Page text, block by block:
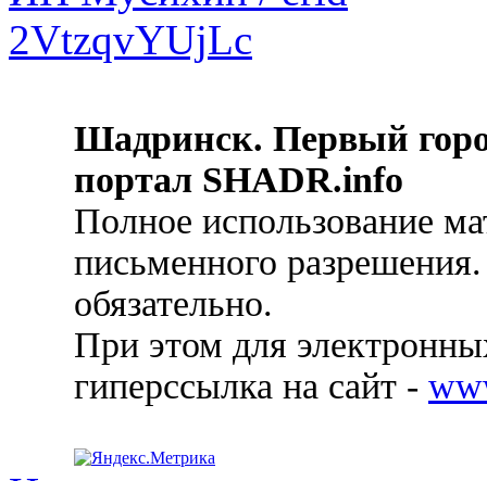
Шадринск. Первый
портал SHADR.info
Полное использование
письменного
обязательно.
При этом для
гиперссылка на сайт -